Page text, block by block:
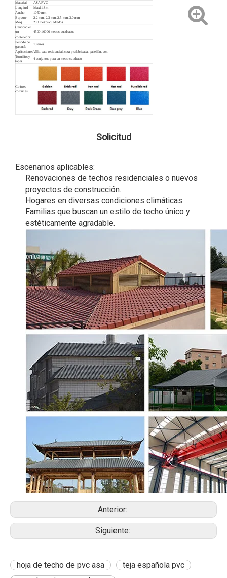
Material
ASA PVC
Longitud
Max11.8m
Ancho
1050 mm
Espesor
2.2 mm, 2.3 mm, 2.5 mm, 3.0 mm
Moq
200 metros cuadrados
Cantidad en
un
contenedor
4500-10000 metros cuadrados
Período de
garantía
10 años
AplicacionesVilla, casa residencial, casa prefabricada, pabellón, etc.
Tornillos y
tapas
4 conjuntos para un metro cuadrado
Colores
comunes
Solicitud
Escenarios aplicables:
Renovaciones de techos residenciales o nuevos
proyectos de construcción.
Hogares en diversas condiciones climáticas.
Familias que buscan un estilo de techo único y
estéticamente agradable.
Anterior:
Siguiente:
hoja de techo de pvc asa
teja española pvc